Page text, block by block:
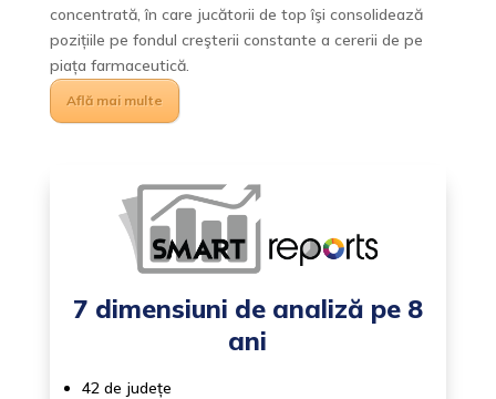
concentrată, în care jucătorii de top îşi consolidează
pozițiile pe fondul creşterii constante a cererii de pe
piața farmaceutică.
Află mai multe
7 dimensiuni de analiză pe 8
ani
42 de județe